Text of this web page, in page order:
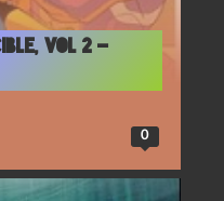
vol 2 –
0